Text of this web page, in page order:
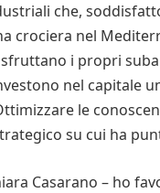
che,
crociera nel
i propri
nel capitale
le
su cui ha
Casarano – ho